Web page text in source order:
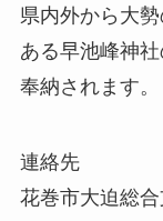
県内外から大
ある早池峰神
奉納されます。
連絡先
花巻市大迫総